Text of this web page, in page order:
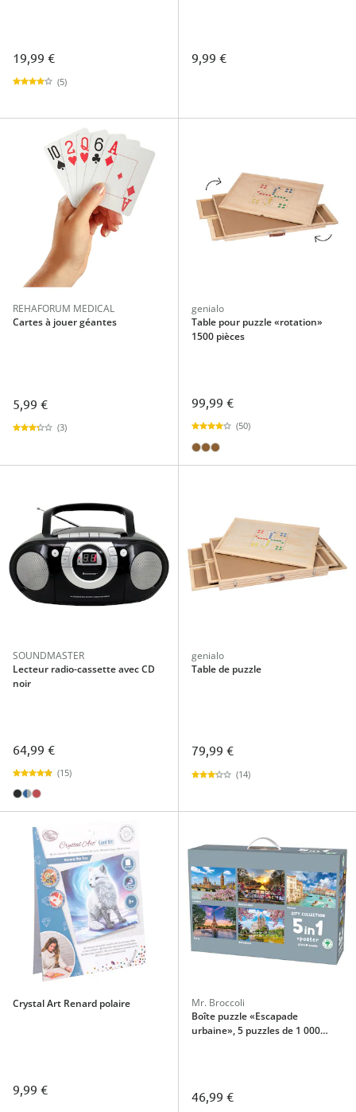
19,99 €
(5)
9,99 €
REHAFORUM MEDICAL
Cartes à jouer géantes
5,99 €
(3)
genialo
Table pour puzzle «rotation»
1500 pièces
99,99 €
(50)
SOUNDMASTER
Lecteur radio-cassette avec CD
noir
64,99 €
(15)
genialo
Table de puzzle
79,99 €
(14)
Crystal Art Renard polaire
9,99 €
Mr. Broccoli
Boîte puzzle «Escapade
urbaine», 5 puzzles de 1 000
46,99 €